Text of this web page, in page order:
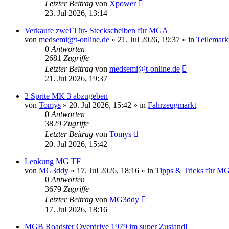
Letzter Beitrag von Xpower
23. Jul 2026, 13:14
Verkaufe zwei Tür- Steckscheiben für MGA
von medsemi@t-online.de » 21. Jul 2026, 19:37 » in
0 Antworten
2681 Zugriffe
Letzter Beitrag von medsemi@t-online.de
21. Jul 2026, 19:37
2 Sprite MK 3 abzugeben
von Tomys » 20. Jul 2026, 15:42 » in Fahrzeugmarkt
0 Antworten
3829 Zugriffe
Letzter Beitrag von Tomys
20. Jul 2026, 15:42
Lenkung MG TF
von MG3ddy » 17. Jul 2026, 18:16 » in Tipps & Tricks für
0 Antworten
3679 Zugriffe
Letzter Beitrag von MG3ddy
17. Jul 2026, 18:16
MGB Roadster Overdrive 1979 im super Zustand!